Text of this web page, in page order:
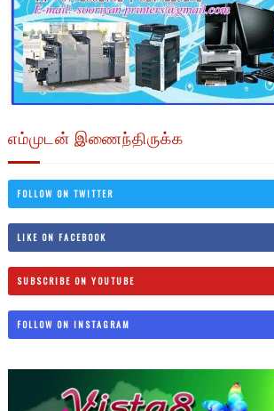
எம்முடன் இணைந்திருக்க
FOLLOW ON TWITTER
LIKE ON FACEBOOK
SUBSCRIBE ON YOUTUBE
FOLLOW ON INSTAGRAM